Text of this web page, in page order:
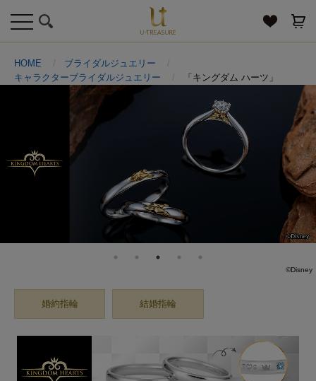
toggle
navigation
HOME
ブライダルジュエリー
キャラクターブライダルジュエリー
「キングダム ハーツ」
©Disney
婚約指輪 結婚指輪